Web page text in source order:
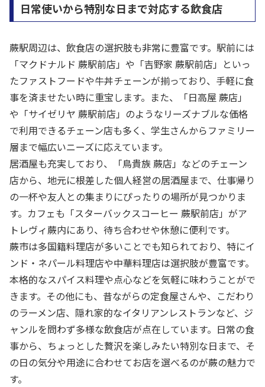
日常使いから特別な日まで対応する飲食店
蕨駅周辺は、飲食店の選択肢も非常に豊富です。駅前には
「マクドナルド 蕨駅前店」や「吉野家 蕨駅前店」といっ
たファストフードや牛丼チェーンが揃っており、手軽に食
事を済ませたい時に重宝します。また、「日高屋 蕨店」
や「サイゼリヤ 蕨駅前店」のようなリーズナブルな価格
で利用できるチェーン店も多く、学生さんからファミリー
層まで幅広いニーズに応えています。
居酒屋も充実しており、「鳥貴族 蕨店」などのチェーン
店から、地元に根差した個人経営の居酒屋まで、仕事帰り
の一杯や友人との集まりにぴったりの場所が見つかりま
す。カフェも「スターバックスコーヒー 蕨駅前店」がア
トレヴィ蕨内にあり、待ち合わせや休憩に便利です。
蕨市は多国籍料理店が多いことでも知られており、特にイ
ンド・ネパール料理店や中華料理店は選択肢が豊富です。
本格的なスパイス料理や点心などを気軽に味わうことがで
きます。その他にも、昔ながらの定食屋さんや、こだわり
のラーメン店、隠れ家的なイタリアンレストランなど、ジ
ャンルを問わず多様な飲食店が点在しています。日常の食
事から、ちょっとした贅沢を楽しみたい特別な日まで、そ
の日の気分や用途に合わせてお店を選べるのが蕨の魅力で
す。